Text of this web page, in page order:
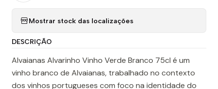
Mostrar stock das localizações
DESCRIÇÃO
Alvaianas Alvarinho Vinho Verde Branco 75cl é um
vinho branco de Alvaianas, trabalhado no contexto
dos vinhos portugueses com foco na identidade do